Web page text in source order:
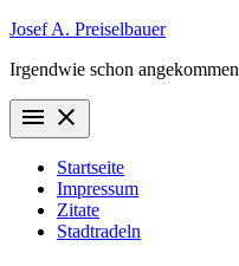
Zum
springen
Josef A. Preiselbauer
Irgendwie schon angekommen
menu close
Startseite
Impressum
Zitate
Stadtradeln